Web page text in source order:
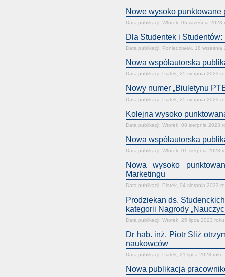
Nowe wysoko punktowane
Data publikacji: Wtorek, 05 września 2023
Dla Studentek i Studentów:
Data publikacji: Poniedziałek, 18 września
Nowa współautorska
Data publikacji: Piątek, 25 sierpnia 2023
Nowy numer „Biuletynu
Data publikacji: Piątek, 25 sierpnia 2023
Kolejna wysoko
Data publikacji: Wtorek, 08 sierpnia 2023
Nowa współautorska
Data publikacji: Wtorek, 01 sierpnia 2023
Nowa wysoko
Marketingu
Data publikacji: Piątek, 04 sierpnia 2023
Prodziekan ds.
kategorii Nagrody
Data publikacji: Wtorek, 25 lipca 2023 roku
Dr hab. inż. Piotr Sliż
naukowców
Data publikacji: Piątek, 21 lipca 2023 roku
Nowa publikacja